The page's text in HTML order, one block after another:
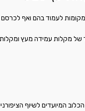
לעמוד בהם ואף לכרסם
של מקלות עמידה מעץ
המיועדים לשיוף